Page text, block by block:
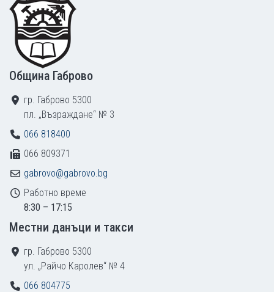
Община Габрово
гр. Габрово 5300
пл. „Възраждане“ № 3
066 818400
066 809371
gabrovo@gabrovo.bg
Работно време
8:30 – 17:15
Местни данъци и такси
гр. Габрово 5300
ул. „Райчо Каролев“ № 4
066 804775